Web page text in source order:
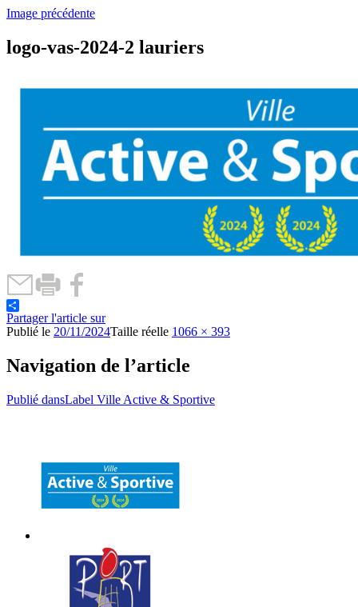
Image précédente
logo-vas-2024-2 lauriers
Partager l'article sur
Publié le 20/11/2024Taille réelle 1066 × 393
Navigation de l’article
Publié dansLabel Ville Active & Sportive